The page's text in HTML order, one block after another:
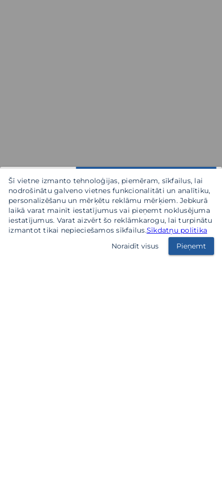
Šī vietne izmanto tehnoloģijas, piemēram, sīkfailus, lai
nodrošinātu galveno vietnes funkcionalitāti un analītiku,
personalizēšanu un mērķētu reklāmu mērķiem. Jebkurā
laikā varat mainīt iestatījumus vai pieņemt noklusējuma
iestatījumus. Varat aizvērt šo reklāmkarogu, lai turpinātu
izmantot tikai nepieciešamos sīkfailus.Sīkdatņu politika
Noraidīt visus
Pieņemt